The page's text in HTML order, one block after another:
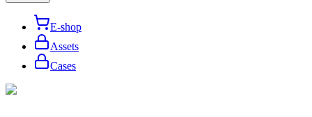
E-shop
Assets
Cases